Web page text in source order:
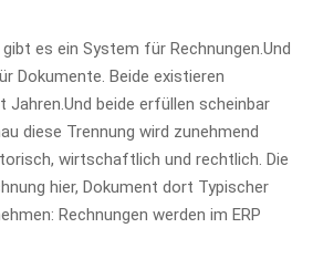
es ein System für Rechnungen.Und
Dokumente. Beide existieren
Jahren.Und beide erfüllen scheinbar
diese Trennung wird zunehmend
wirtschaftlich und rechtlich. Die
hier, Dokument dort Typischer
Rechnungen werden im ERP